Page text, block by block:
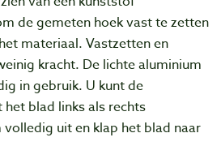
de gemeten hoek vast te zetten
materiaal. Vastzetten en
kracht. De lichte aluminium
in gebruik. U kunt de
blad links als rechts
uit en klap het blad naar